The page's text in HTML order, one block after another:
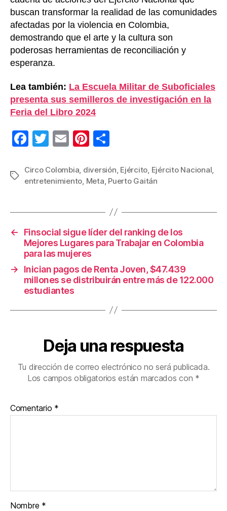
buscan transformar la realidad de las comunidades
afectadas por la violencia en Colombia,
demostrando que el arte y la cultura son
poderosas herramientas de reconciliación y
esperanza.
Lea también: La Escuela Militar de Suboficiales
presenta sus semilleros de investigación en la
Feria del Libro 2024
F
c
e
o
k
T
tt
er
E
ail
Pi
er
e
m
p
ar
tir
Etiquetas
Circo Colombia diversión Ejército Ejército Nacional
entretenimiento Meta Puerto Gaitán
←
Finsocial sigue líder del ranking de los
Mejores Lugares para Trabajar en Colombia
para las mujeres
→
Inician pagos de Renta Joven, $47.439
millones se distribuirán entre más de 122.000
estudiantes
Deja una respuesta
Tu dirección de correo electrónico no será publicada.
Los campos obligatorios están marcados con *
Comentario *
Nombre *